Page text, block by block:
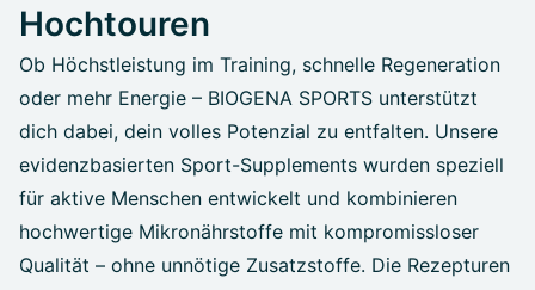
Hochtouren
Ob Höchstleistung im Training, schnelle Regeneration
oder mehr Energie – BIOGENA SPORTS unterstützt
dich dabei, dein volles Potenzial zu entfalten. Unsere
evidenzbasierten Sport-Supplements wurden speziell
für aktive Menschen entwickelt und kombinieren
hochwertige Mikronährstoffe mit kompromissloser
Qualität – ohne unnötige Zusatzstoffe. Die Rezepturen